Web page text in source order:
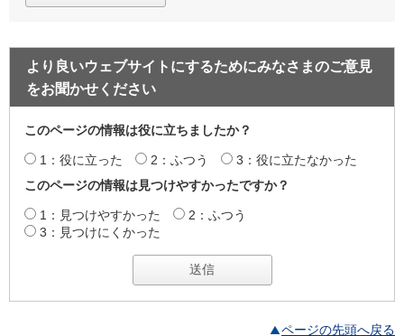
より良いウェブサイトにするためにみなさまのご意見
をお聞かせください
このページの情報は役に立ちましたか？
1：役に立った 2：ふつう
3：役に立たなかった
このページの情報は見つけやすかったですか？
1：見つけやすかった
2：ふつう
3：見つけにくかった
ページの先頭へ戻る